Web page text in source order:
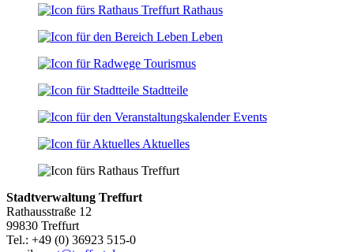
Rathaus
Leben
Tourismus
Stadtteile
Events
Aktuelles
Stadtverwaltung Treffurt
Rathausstraße 12
99830 Treffurt
Tel.: +49 (0) 36923 515-0